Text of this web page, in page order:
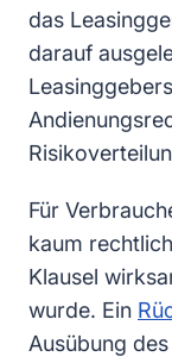
das
darauf
Für
kaum
Klausel
wurde. Ein
Ausübung